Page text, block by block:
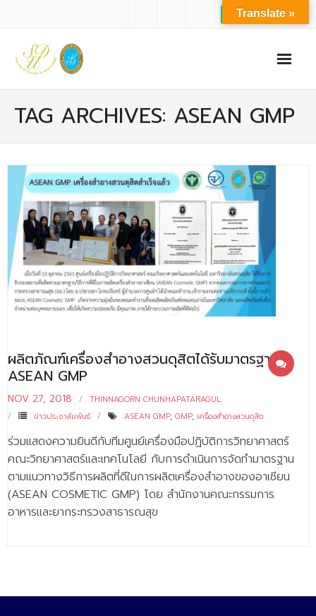
- ปรัชญา วิสัยทัศน์ พันธกิจ ของคณะ
- ประวัติความเป็นมาของคณะ
- บุคลากร
- - สำนักงานคณะวิทยาศาสตร์และเทคโนโลยี
- - บุคลากรวิชาการ
หลักสูตร
- วิทยาศาสตรบัณฑิต
- - วิทยาการคอมพิวเตอร์
- - วิทยาศาสตร์เครื่องสำอาง
- - อาชีวอนามัยและความปลอดภัย
- - อนามัยสิ่งแวดล้อมและสาธารณภัย
TAG ARCHIVES: ASEAN GMP
ผลิตภัณฑ์เครื่องสำอางสวนดุสิตได้รับมาตรฐาน
ASEAN GMP
NOV 27, 2018
THINNAGORN CHUNHAPATARAGUL
ข่าวประชาสัมพันธ์
ASEAN GMP, GMP, เครื่องสำอางสวนดุสิต
ร่วมแสดงความยินดีกับทีมศูนย์เครื่องมือปฏิบัติการวิทยาศาสตร์
คณะวิทยาศาสตร์และเทคโนโลยี กับการดำเนินการจัดทำมาตรฐาน
ตามแนวทางวิธีการผลิตที่ดีในการผลิตเครื่องสำอางของอาเซียน
(ASEAN COSMETIC GMP) โดย สำนักงานคณะกรรมการ
อาหารและยากระทรวงสาธารณสุข
Translate »